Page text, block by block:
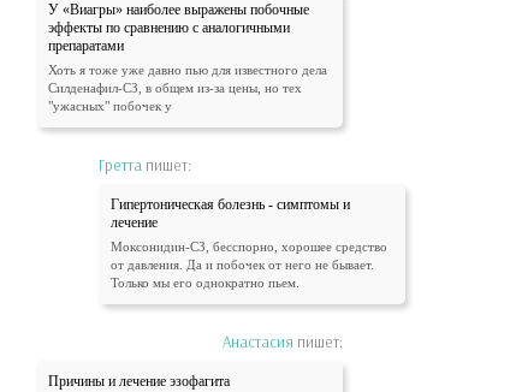
У «Виагры» наиболее выражены побочные
эффекты по сравнению с аналогичными
препаратами
Хоть я тоже уже давно пью для известного дела
Силденафил-СЗ, в общем из-за цены, но тех
"ужасных" побочек у
Гретта пишет:
Гипертоническая болезнь - симптомы и
лечение
Моксонидин-СЗ, бесспорно, хорошее средство
от давления. Да и побочек от него не бывает.
Только мы его однократно пьем.
Анастасия пишет:
Причины и лечение эзофагита